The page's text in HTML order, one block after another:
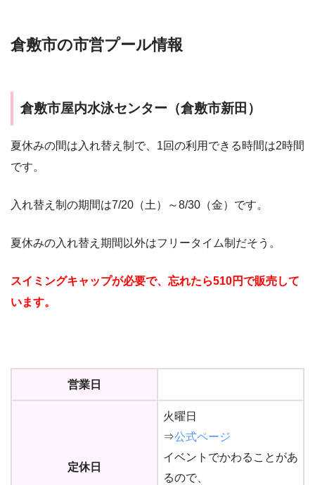
倉敷市の市営プール情報
倉敷市屋内水泳センター（倉敷市新田）
夏休みの間は入れ替え制で、1回の利用できる時間は2時間
です。
入れ替え制の期間は7/20（土）～8/30（金）です。
夏休みの入れ替え期間以外はフリータイム制だそう。
スイミングキャップが必要で、忘れたら510円で販売して
います。
営業日
定休日
火曜日
⇒公式ページ
イベントでかわることがあ
るので、